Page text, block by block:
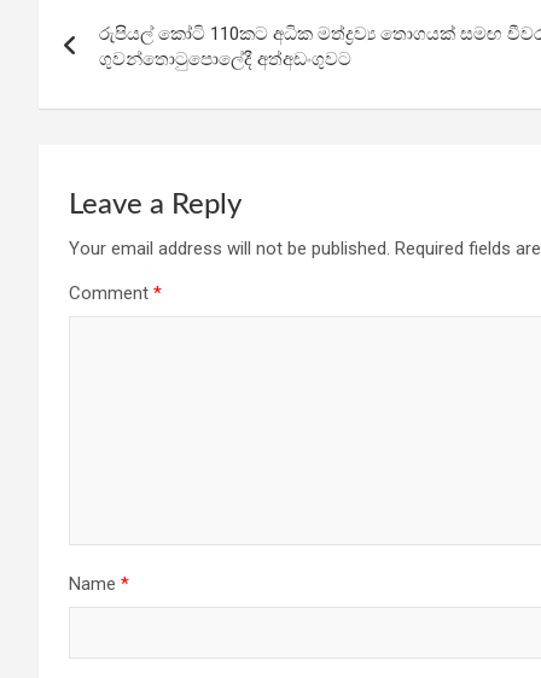
o
o
k
A
p
p
a
m
navigation
රුපියල් කෝටි 110කට අධික මත්ද්‍රව්‍ය තොගයක් සමඟ
ගුවන්තොටුපොලේදී අත්අඩංගුවට
Leave a Reply
Your email address will not be published. Required fields
Comment *
Name *